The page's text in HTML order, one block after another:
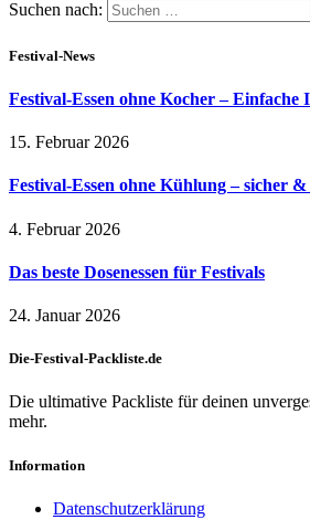
Suchen nach:
Festival-News
Festival-Essen ohne Kocher – Einfache
15. Februar 2026
Festival-Essen ohne Kühlung – sicher
4. Februar 2026
Das beste Dosenessen für Festivals
24. Januar 2026
Die-Festival-Packliste.de
Die ultimative Packliste für deinen
mehr.
Information
Datenschutzerklärung